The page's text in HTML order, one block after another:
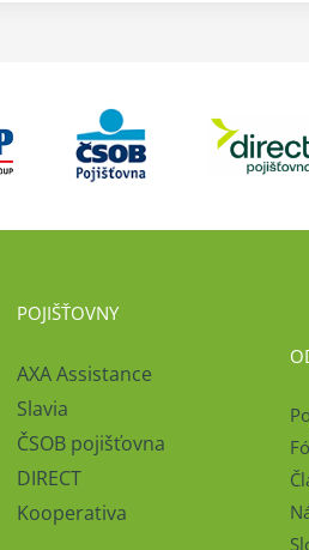
POJIŠŤOVNY
AXA Assistance
Slavia
ČSOB pojišťovna
DIRECT
Kooperativa